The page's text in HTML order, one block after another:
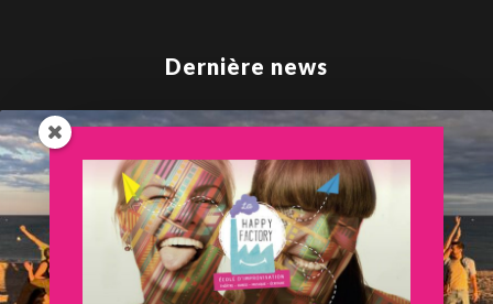
Dernière news